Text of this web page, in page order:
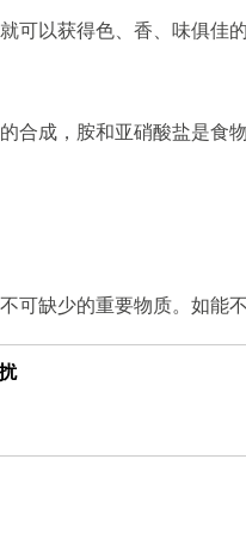
可以获得色、香、味俱佳
合成，胺和亚硝酸盐是食
可缺少的重要物质。如能